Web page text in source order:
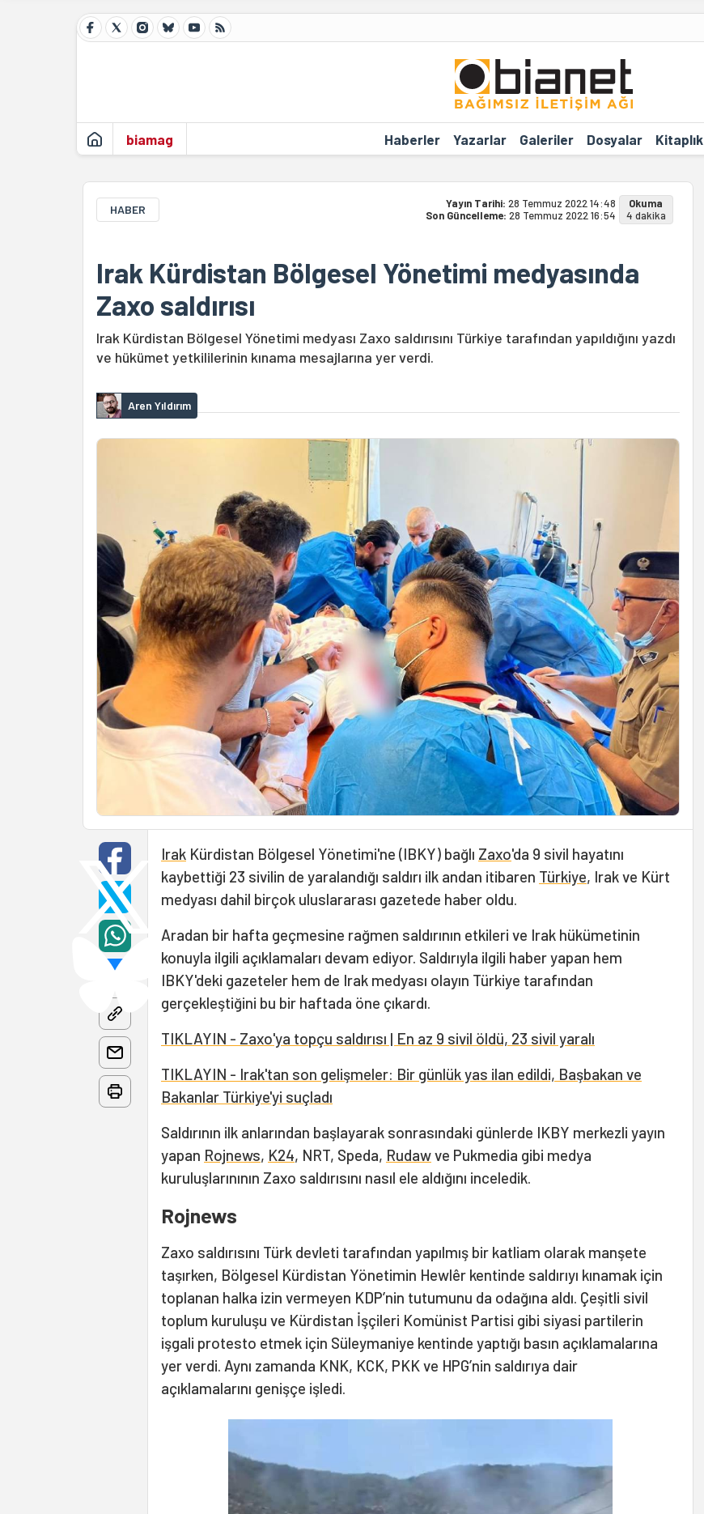
biamag Haberler Yazarlar Galeriler Dosyalar Kitaplık
HABER Yayın Tarihi: 28 Temmuz 2022 14:48
Son Güncelleme: 28 Temmuz 2022 16:54
Okuma
4 dakika
Irak Kürdistan Bölgesel Yönetimi medyasında
Zaxo saldırısı
Irak Kürdistan Bölgesel Yönetimi medyası Zaxo saldırısını Türkiye tarafından yapıldığını yazdı
ve hükümet yetkililerinin kınama mesajlarına yer verdi.
Aren Yıldırım
Irak Kürdistan Bölgesel Yönetimi'ne (IBKY) bağlı Zaxo'da 9 sivil hayatını
kaybettiği 23 sivilin de yaralandığı saldırı ilk andan itibaren Türkiye, Irak ve Kürt
medyası dahil birçok uluslararası gazetede haber oldu.
Aradan bir hafta geçmesine rağmen saldırının etkileri ve Irak hükümetinin
konuyla ilgili açıklamaları devam ediyor. Saldırıyla ilgili haber yapan hem
IBKY'deki gazeteler hem de Irak medyası olayın Türkiye tarafından
gerçekleştiğini bu bir haftada öne çıkardı.
TIKLAYIN - Zaxo'ya topçu saldırısı | En az 9 sivil öldü, 23 sivil yaralı
TIKLAYIN - Irak'tan son gelişmeler: Bir günlük yas ilan edildi, Başbakan ve
Bakanlar Türkiye'yi suçladı
Saldırının ilk anlarından başlayarak sonrasındaki günlerde IKBY merkezli yayın
yapan Rojnews, K24, NRT, Speda, Rudawve Pukmedia gibi medya
kuruluşlarınının Zaxo saldırısını nasıl ele aldığını inceledik.
Rojnews
Zaxo saldırısını Türk devleti tarafından yapılmış bir katliam olarak manşete
taşırken, Bölgesel Kürdistan Yönetimin Hewlêr kentinde saldırıyı kınamak için
toplanan halka izin vermeyen KDP’nin tutumunu da odağına aldı. Çeşitli sivil
toplum kuruluşu ve Kürdistan İşçileri Komünist Partisi gibi siyasi partilerin
işgali protesto etmek için Süleymaniye kentinde yaptığı basın açıklamalarına
yer verdi. Aynı zamanda KNK, KCK, PKK ve HPG’nin saldırıya dair
açıklamalarını genişçe işledi.